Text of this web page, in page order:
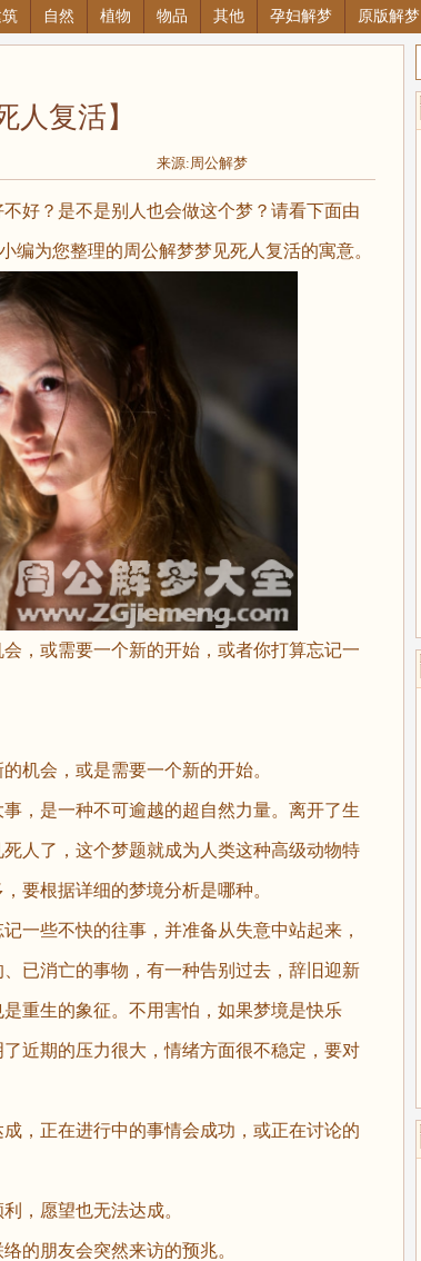
自然 植物 物品 其他 孕妇解梦 原版解梦
人复活】
来源:周公解梦
好？是不是别人也会做这个梦？请看下面由
编为您整理的周公解梦梦见死人复活的寓意。
，或需要一个新的开始，或者你打算忘记一
会，或是需要一个新的开始。
是一种不可逾越的超自然力量。离开了生
人了，这个梦题就成为人类这种高级动物特
要根据详细的梦境分析是哪种。
些不快的往事，并准备从失意中站起来，
已消亡的事物，有一种告别过去，辞旧迎新
重生的象征。不用害怕，如果梦境是快乐
近期的压力很大，情绪方面很不稳定，要对
正在进行中的事情会成功，或正在讨论的
愿望也无法达成。
的朋友会突然来访的预兆。